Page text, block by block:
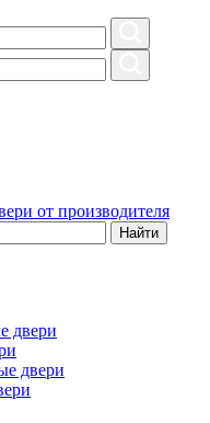
от производителя
Найти
двери
двери